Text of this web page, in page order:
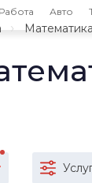
Работа Авто
Математика